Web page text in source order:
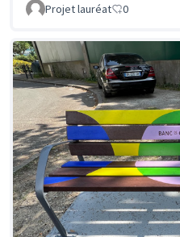
Projet lauréat 0